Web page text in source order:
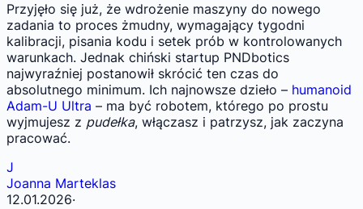
Przyjęło się już, że wdrożenie maszyny do nowego
zadania to proces żmudny, wymagający tygodni
kalibracji, pisania kodu i setek prób w kontrolowanych
warunkach. Jednak chiński startup PNDbotics
najwyraźniej postanowił skrócić ten czas do
absolutnego minimum. Ich najnowsze dzieło – humanoid
Adam-U Ultra – ma być robotem, którego po prostu
wyjmujesz z pudełka, włączasz i patrzysz, jak zaczyna
pracować.
J
Joanna Marteklas
12.01.2026·